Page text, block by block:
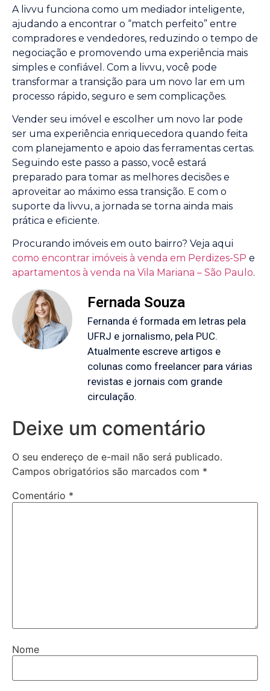
A livvu funciona como um mediador inteligente,
ajudando a encontrar o “match perfeito” entre
compradores e vendedores, reduzindo o tempo de
negociação e promovendo uma experiência mais
simples e confiável. Com a livvu, você pode
transformar a transição para um novo lar em um
processo rápido, seguro e sem complicações.
Vender seu imóvel e escolher um novo lar pode
ser uma experiência enriquecedora quando feita
com planejamento e apoio das ferramentas certas.
Seguindo este passo a passo, você estará
preparado para tomar as melhores decisões e
aproveitar ao máximo essa transição. E com o
suporte da livvu, a jornada se torna ainda mais
prática e eficiente.
Procurando imóveis em outo bairro? Veja aqui
como encontrar imóveis à venda em Perdizes-SP e
apartamentos à venda na Vila Mariana – São Paulo.
Fernada Souza
Fernanda é formada em letras pela
UFRJ e jornalismo, pela PUC.
Atualmente escreve artigos e
colunas como freelancer para várias
revistas e jornais com grande
circulação.
Deixe um comentário
O seu endereço de e-mail não será publicado.
Campos obrigatórios são marcados com *
Comentário *
Nome